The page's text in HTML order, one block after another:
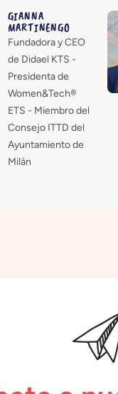
GIANNA
MARTINENGO
Fundadora y CEO
de Didael KTS -
Presidenta de
Women&Tech®
ETS - Miembro del
Consejo ITTD del
Ayuntamiento de
Milán